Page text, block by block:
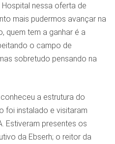
nessa oferta de
mais pudermos avançar na
quem tem a ganhar é a
o campo de
sobretudo pensando na
a estrutura do
foi instalado e visitaram
Estiveram presentes os
da Ebserh; o reitor da